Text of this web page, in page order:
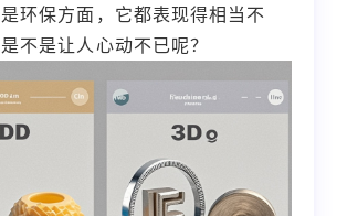
环保方面，它都表现得相当不
不是让人心动不已呢？